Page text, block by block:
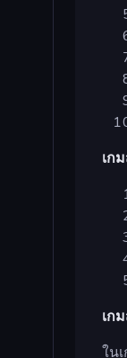
เก
เก
ใน